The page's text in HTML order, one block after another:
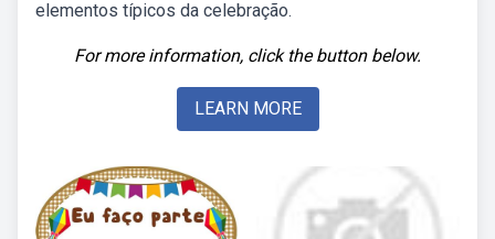
elementos típicos da celebração.
For more information, click the button below.
LEARN MORE